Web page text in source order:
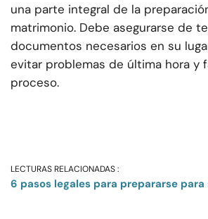
una parte integral de la
matrimonio. Debe asegurarse de
documentos necesarios en su
evitar problemas de última hora y
proceso.
LECTURAS RELACIONADAS :
6 pasos legales para prepararse para